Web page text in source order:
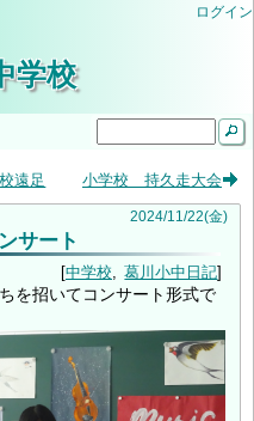
ログイン
学校
校）
臨時休業等の判
て
案内）
望者向）
中学1年ふるさと
遠足 小学校 持久走大会
2024/11/22(金)
サート
中学校 葛川小中日記
を招いてコンサート形式で